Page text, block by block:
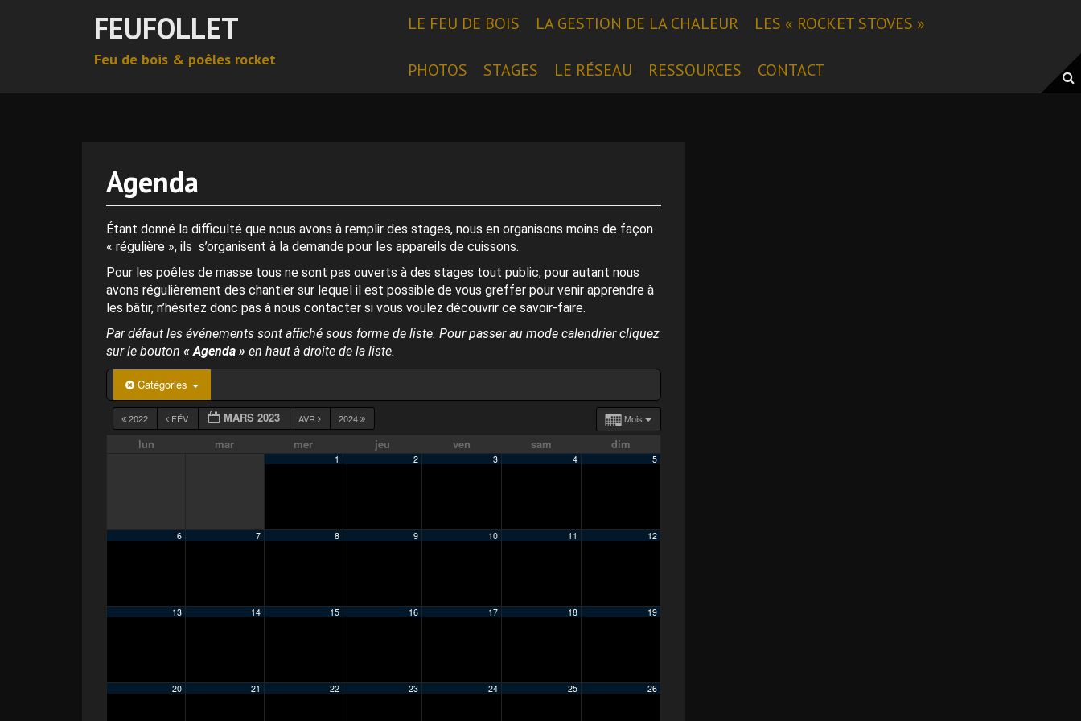
FEUFOLLET
Feu de bois & poêles rocket
LE FEU DE BOIS LA GESTION DE LA CHALEUR LES « ROCKET STOVES »
PHOTOS STAGES LE RÉSEAU RESSOURCES CONTACT
Agenda
Étant donné la difficulté que nous avons à remplir des stages, nous en organisons moins de façon
« régulière », ils s’organisent à la demande pour les appareils de cuissons.
Pour les poêles de masse tous ne sont pas ouverts à des stages tout public, pour autant nous
avons régulièrement des chantier sur lequel il est possible de vous greffer pour venir apprendre à
les bâtir, n’hésitez donc pas à nous contacter si vous voulez découvrir ce savoir-faire.
Par défaut les événements sont affiché sous forme de liste. Pour passer au mode calendrier cliquez
sur le bouton « Agenda » en haut à droite de la liste.
Catégories
Mois
2022 FÉV MARS 2023 AVR 2024
lun mar mer jeu ven sam dim
1 2 3 4 5
6 7 8 9 10 11 12
13 14 15 16 17 18 19
20 21 22 23 24 25 26